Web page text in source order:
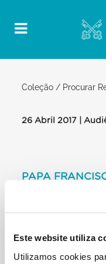
Este website utiliza
Utilizamos cookies
Coleção / Procurar
26 Abril 2017 |
PAPA
[…] A nossa
humana sentem a
desconhecidos. A